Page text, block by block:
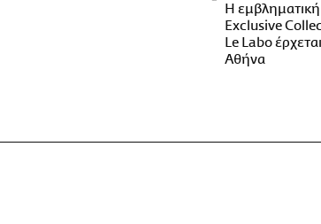
Η
Exclusive
Le Labo
Αθήνα